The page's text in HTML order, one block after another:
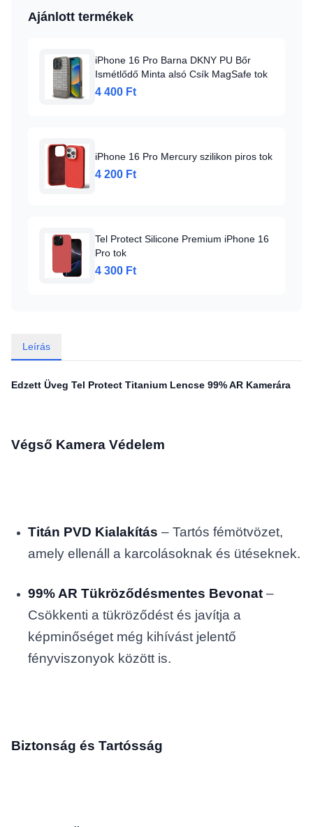
Ajánlott termékek
iPhone 16 Pro Barna DKNY PU Bőr
Ismétlődő Minta alsó Csík MagSafe tok
4 400 Ft
iPhone 16 Pro Mercury szilikon piros tok
4 200 Ft
Tel Protect Silicone Premium iPhone 16
Pro tok
4 300 Ft
Leírás
Edzett Üveg Tel Protect Titanium Lencse 99% AR Kamerára
Végső Kamera Védelem
Titán PVD Kialakítás – Tartós fémötvözet,
amely ellenáll a karcolásoknak és ütéseknek.
99% AR Tükröződésmentes Bevonat –
Csökkenti a tükröződést és javítja a
képminőséget még kihívást jelentő
fényviszonyok között is.
Biztonság és Tartósság